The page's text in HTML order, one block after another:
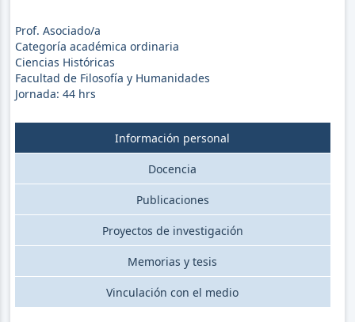
Prof. Asociado/a
Categoría académica ordinaria
Ciencias Históricas
Facultad de Filosofía y Humanidades
Jornada: 44hrs
Información personal
Docencia
Publicaciones
Proyectos de investigación
Memorias y tesis
Vinculación con el medio